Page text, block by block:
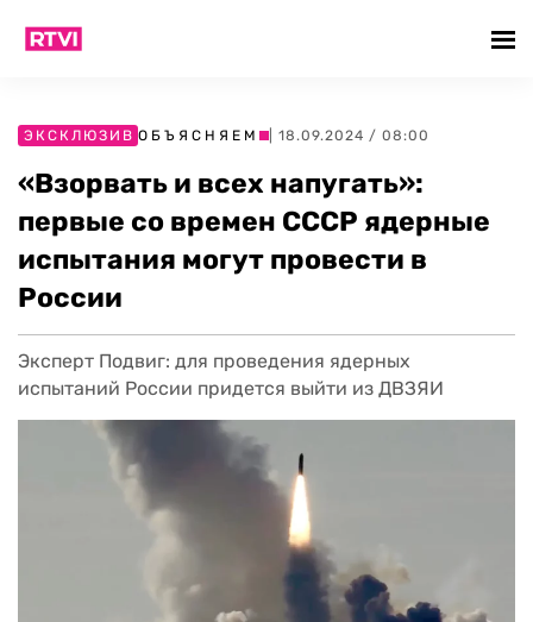
ЭКСКЛЮЗИВ ОБЪЯСНЯЕМ | 18.09.2024 / 08:00
«Взорвать и всех напугать»:
первые со времен СССР ядерные
испытания могут провести в
России
Эксперт Подвиг: для проведения ядерных
испытаний России придется выйти из ДВЗЯИ